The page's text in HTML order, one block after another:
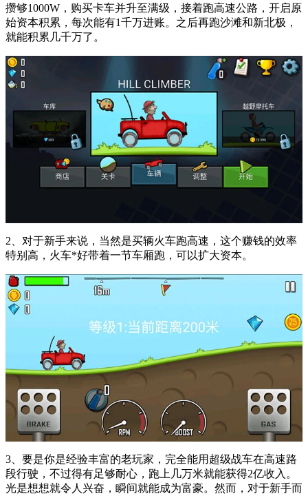
攒够1000W，购买卡车并升至满级，接着跑高速公路，开启原
始资本积累，每次能有1千万进账。之后再跑沙滩和新北极，
就能积累几千万了。
2、对于新手来说，当然是买辆火车跑高速，这个赚钱的效率
特别高，火车*好带着一节车厢跑，可以扩大资本。
3、要是你是经验丰富的老玩家，完全能用超级战车在高速路
段行驶，不过得有足够耐心，跑上几万米就能获得2亿收入。
光是想想就令人兴奋，瞬间就能成为富豪。然而，对于新手而